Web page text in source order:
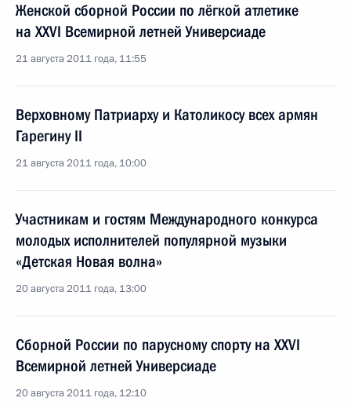
Женской сборной России по лёгкой атлетике
на XXVI Всемирной летней Универсиаде
21 августа 2011 года, 11:55
Верховному Патриарху и Католикосу всех армян
Гарегину II
21 августа 2011 года, 10:00
Участникам и гостям Международного конкурса
молодых исполнителей популярной музыки
«Детская Новая волна»
20 августа 2011 года, 13:00
Сборной России по парусному спорту на XXVI
Всемирной летней Универсиаде
20 августа 2011 года, 12:10